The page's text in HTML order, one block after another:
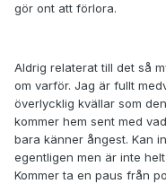
gör ont att förlora.
Aldrig relaterat till det så
om varför. Jag är fullt
överlycklig kvällar som
kommer hem sent med
bara känner ångest. Kan
egentligen men är inte
Kommer ta en paus från